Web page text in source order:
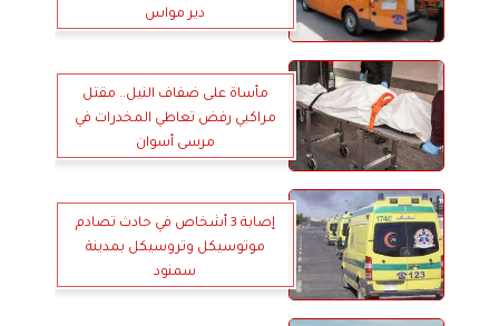
دير مواس
مأساة على ضفاف النيل.. مقتل
مراكبي رفض تعاطي المخدرات في
مرسى أسوان
إصابة 3 أشخاص في حادث تصادم
موتوسيكل وتروسيكل بمدينة
سمنود